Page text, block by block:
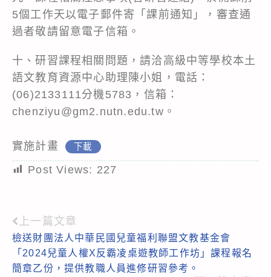
5個工作天以電子郵件寄「課前通知」，審查通
過者敬請留意電子信箱。
十、研習課程相關問題，請洽高級中等學校本土
語文教育資源中心助理陳小姐，電話：
(06)2133111分機5783，信箱：
chenziyu@gm2.nutn.edu.tw。
實施計畫 下載
Post Views: 227
Read
more
articles
上一篇文章
檢送財團法人中華民國兒童福利聯盟文教基金會
「2024兒童人權X反霸凌桌遊教師工作坊」課程報名
簡章乙份，提供教職人員進修研習參考。